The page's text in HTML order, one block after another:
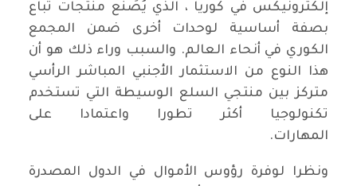
إلكترونيكس في كوريا ، الذي يُصَنِّع منتجات تُباع
بصفة أساسية لوحدات أخرى ضمن المجمع
الكوري في أنحاء العالم. والسبب وراء ذلك هو أن
هذا النوع من الاستثمار الأجنبي المباشر الرأسي
متركز بين منتجي السلع الوسيطة التي تستخدم
تكنولوجيا أكثر تطورا واعتمادا على
المهارات.
ونظرا لوفرة رؤوس الأموال في الدول المصدرة